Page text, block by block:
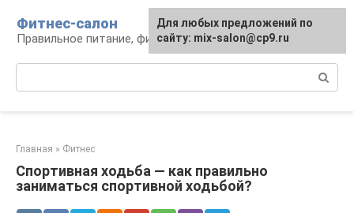
контенту
Фитнес-салон
Правильное питание, фитнес, образ жизни
Главная » Фитнес
Спортивная ходьба — как правильно
заниматься спортивной ходьбой?
Для любых предложений по
сайту: mix-salon@cp9.ru